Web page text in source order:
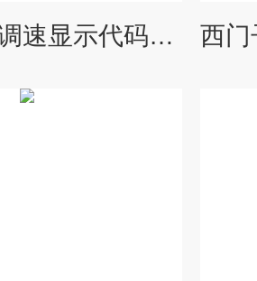
西门子直流调速显示代码报警F042